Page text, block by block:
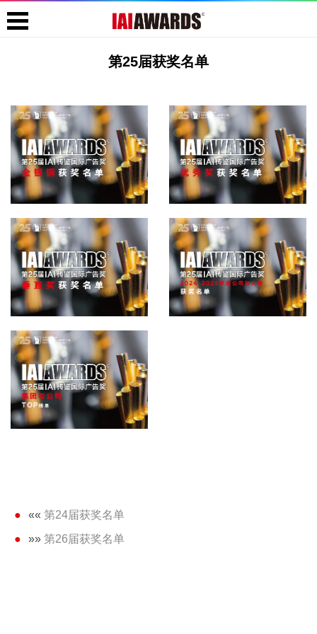
第25届获奖名单
«« 第24届获奖名单
»» 第26届获奖名单